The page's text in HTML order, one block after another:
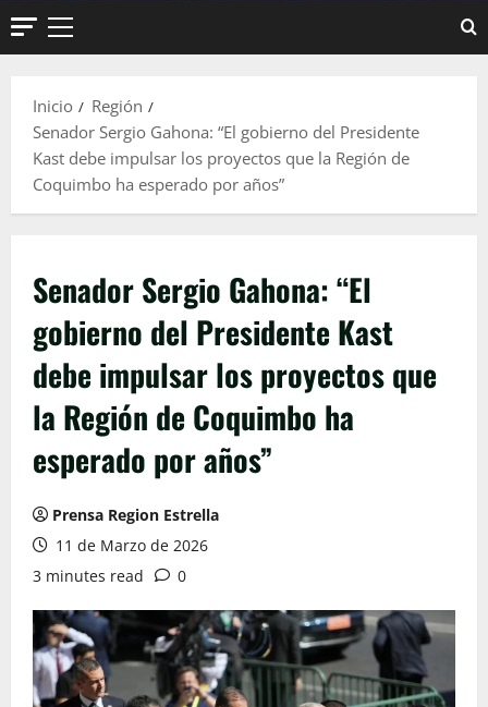
Menú
Inicio
Región
Senador Sergio Gahona: “El gobierno del Presidente
Kast debe impulsar los proyectos que la Región de
Coquimbo ha esperado por años”
Senador Sergio Gahona: “El
gobierno del Presidente Kast
debe impulsar los proyectos que
la Región de Coquimbo ha
esperado por años”
Prensa Region Estrella
11 de Marzo de 2026
3 minutes read
0